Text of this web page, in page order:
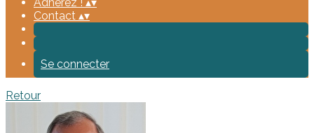
Contact ▴▾
Se connecter
Retour